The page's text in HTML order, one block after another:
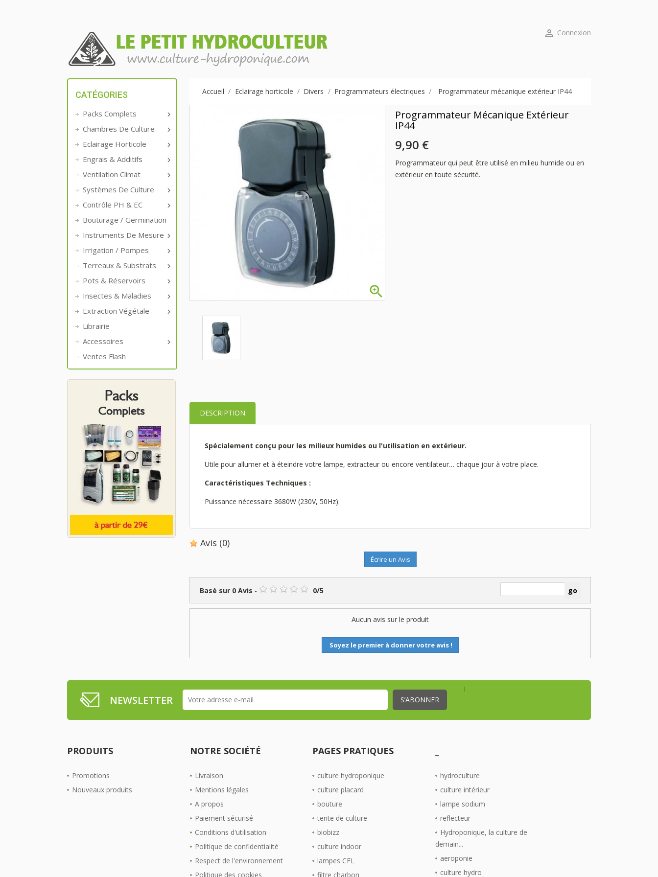
 Connexion
CATÉGORIES

Packs Complets

Chambres De Culture

Eclairage Horticole

Engrais & Additifs

Ventilation Climat

Systèmes De Culture

Contrôle PH & EC
Bouturage / Germination

Instruments De Mesure

Irrigation / Pompes

Terreaux & Substrats

Pots & Réservoirs

Insectes & Maladies

Extraction Végétale
Librairie

Accessoires
Ventes Flash
Accueil Eclairage horticole Divers Programmateurs électriques Programmateur mécanique extérieur IP44

Programmateur Mécanique Extérieur
IP44
9,90 €
Programmateur qui peut être utilisé en milieu humide ou en
extérieur en toute sécurité.
DESCRIPTION
Spécialement conçu pour les milieux humides ou l'utilisation en extérieur.
Utile pour allumer et à éteindre votre lampe, extracteur ou encore ventilateur… chaque jour à votre place.
Caractéristiques Techniques :
Puissance nécessaire 3680W (230V, 50Hz).
Avis (0)
Écrire un Avis
Basé sur 0 Avis - 0/5
Aucun avis sur le produit
Soyez le premier à donner votre avis !
NEWSLETTER
PRODUITS
Promotions
Nouveaux produits
NOTRE SOCIÉTÉ
Livraison
Mentions légales
A propos
Paiement sécurisé
Conditions d'utilisation
Politique de confidentialité
Respect de l'environnement
Politique des cookies
PAGES PRATIQUES
culture hydroponique
culture placard
bouture
tente de culture
biobizz
culture indoor
lampes CFL
filtre charbon
hydroculture
culture intérieur
lampe sodium
reflecteur
Hydroponique, la culture de
demain...
aeroponie
culture hydro